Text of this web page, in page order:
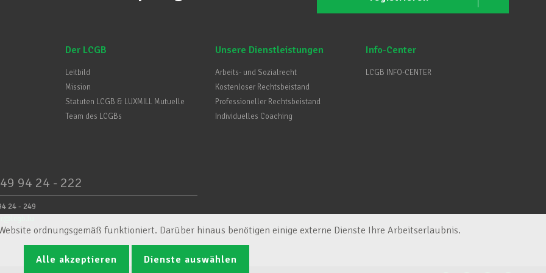
Der LCGB
Leitbild
Mission
Statuten LCGB & LUXMILL Mutuelle
Team des LCGBs
Unsere Dienstleistungen
Arbeits- und Sozialrecht
Kostenloser Rechtsbeistand
Professioneller Rechtsbeistand
Individuelles Coaching
Info-Center
LCGB INFO-CENTER
94 24 - 222
24 - 249
ordnungsgemäß funktioniert. Darüber hinaus benötigen einige externe Dienste Ihre Arbeitserlaubnis.
Alle akzeptieren Dienste auswählen